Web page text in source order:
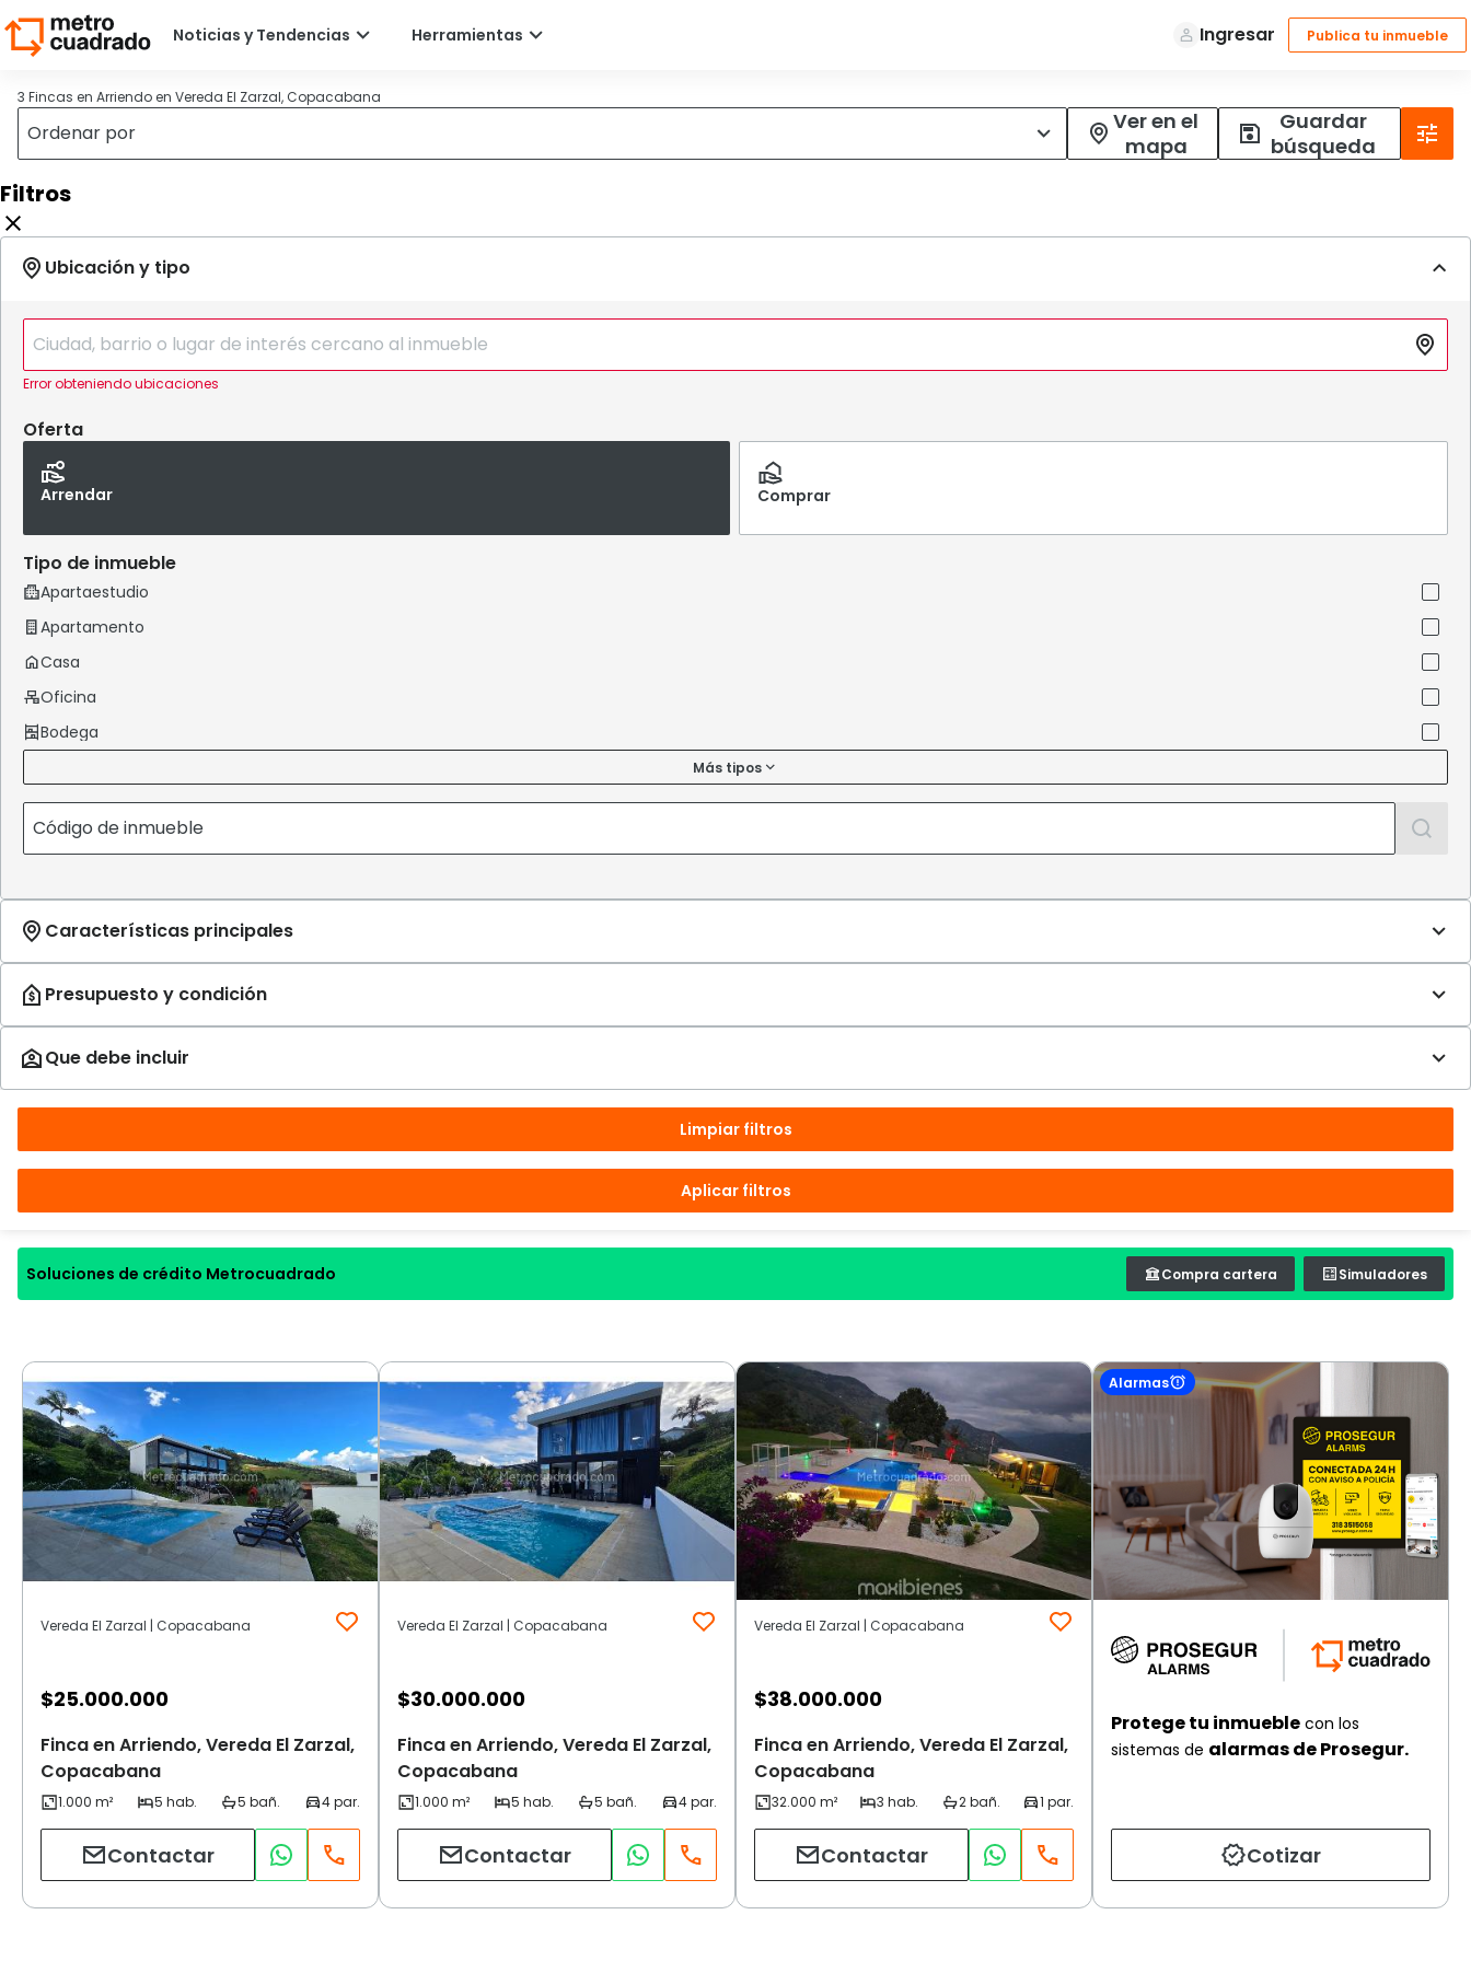
3 Fincas en Arriendo en Vereda El Zarzal, Copacabana
Ver en el
mapa
Guardar
búsqueda
Filtros
Error obteniendo ubicaciones
Oferta
Arrendar Comprar
Tipo de inmueble
Más tipos
Limpiar filtros
Aplicar filtros
Soluciones de crédito Metrocuadrado Compra cartera Simuladores
Vereda El Zarzal | Copacabana
$25.000.000
Finca en Arriendo, Vereda El Zarzal,
Copacabana
Contactar
Vereda El Zarzal | Copacabana
$30.000.000
Finca en Arriendo, Vereda El Zarzal,
Copacabana
Contactar
Vereda El Zarzal | Copacabana
$38.000.000
Finca en Arriendo, Vereda El Zarzal,
Copacabana
Contactar
Alarmas
Protege tu inmueble con los
sistemas de alarmas de Prosegur.
Cotizar